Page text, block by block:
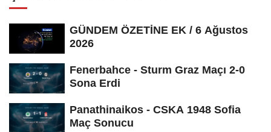
GÜNDEM ÖZETİNE EK / 6 Ağustos
2026
Fenerbahce - Sturm Graz Maçı 2-0
Sona Erdi
Panathinaikos - CSKA 1948 Sofia
Maç Sonucu